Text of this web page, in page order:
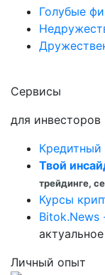
Голубые
Сервисы
для инвесторов
Кредитный
Твой
трейдинге,
Курсы
Bitok.News
Личный опыт